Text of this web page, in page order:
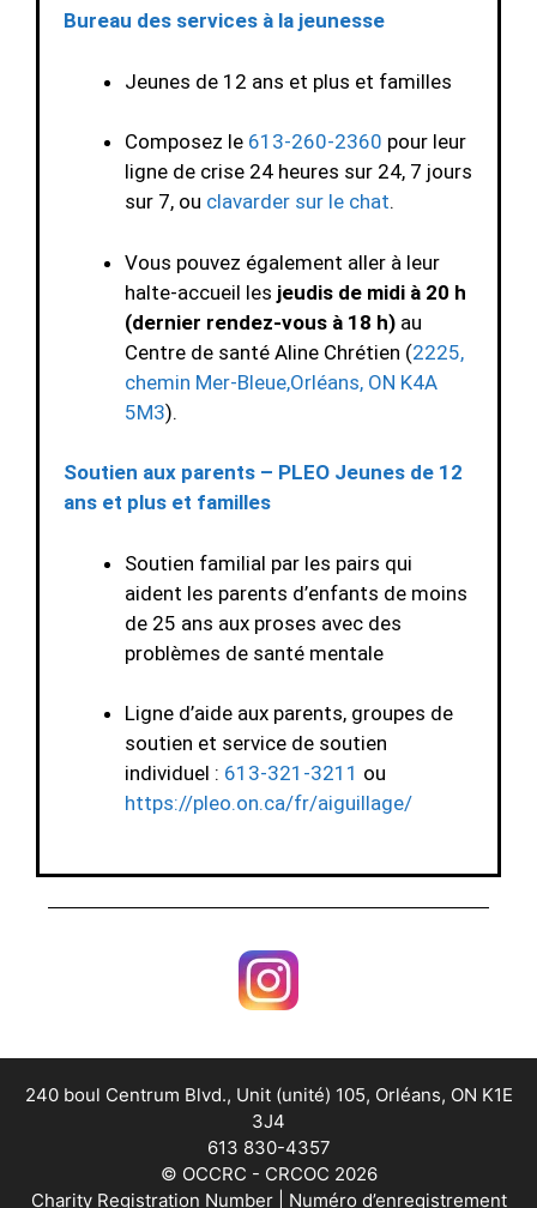
Bureau des services à la jeunesse
Jeunes de 12 ans et plus et familles
Composez le 613-260-2360 pour leur
ligne de crise 24 heures sur 24, 7 jours
sur 7, ou clavarder sur le chat.
Vous pouvez également aller à leur
halte-accueil les jeudis de midi à 20 h
(dernier rendez-vous à 18 h) au
Centre de santé Aline Chrétien (2225,
chemin Mer-Bleue,Orléans, ON K4A
5M3).
Soutien aux parents – PLEO Jeunes de 12
ans et plus et familles
Soutien familial par les pairs qui
aident les parents d’enfants de moins
de 25 ans aux proses avec des
problèmes de santé mentale
Ligne d’aide aux parents, groupes de
soutien et service de soutien
individuel : 613-321-3211 ou
https://pleo.on.ca/fr/aiguillage/
240 boul Centrum Blvd., Unit (unité) 105, Orléans, ON K1E
3J4
613 830-4357
© OCCRC - CRCOC 2026
Charity Registration Number | Numéro d’enregistrement